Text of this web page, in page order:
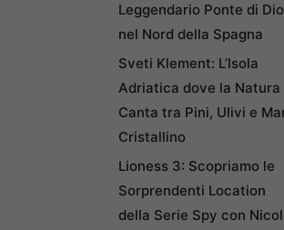
Leggendario Ponte di Dio
nel Nord della Spagna
Sveti Klement: L’Isola
Adriatica dove la Natura
Canta tra Pini, Ulivi e
Cristallino
Lioness 3: Scopriamo le
Sorprendenti Location
della Serie Spy con